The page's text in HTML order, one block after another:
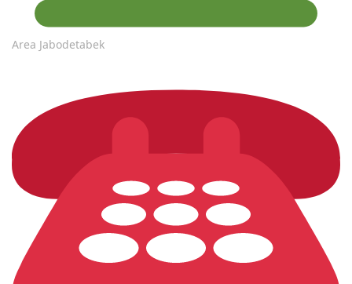
Area Jabodetabek